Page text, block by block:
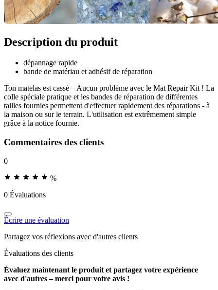
Description du produit
dépannage rapide
bande de matériau et adhésif de réparation
Ton matelas est cassé – Aucun problème avec le Mat Repair Kit ! La
colle spéciale pratique et les bandes de réparation de différentes
tailles fournies permettent d'effectuer rapidement des réparations - à
la maison ou sur le terrain. L'utilisation est extrêmement simple
grâce à la notice fournie.
Commentaires des clients
0
%
0 Évaluations
Écrire une évaluation
Partagez vos réflexions avec d'autres clients
Évaluations des clients
Évaluez maintenant le produit et partagez votre expérience
avec d'autres – merci pour votre avis !